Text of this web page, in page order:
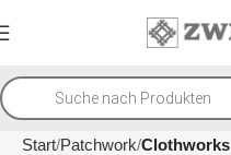
Start Patchwork Clothworks